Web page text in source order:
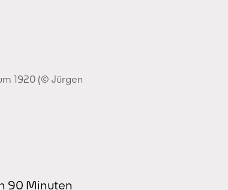
1920 (© Jürgen
90 Minuten